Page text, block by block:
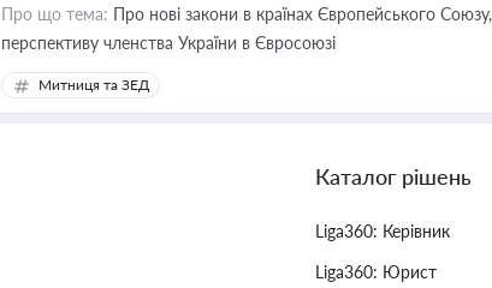
Про що тема: Про нові закони в країнах Європейського Союзу, які впливають на умови торгівлі, трудової міграції, інтеграції та
перспективу членства України в Євросоюзі
Митниця та ЗЕД
Каталог рішень
Liga360: Керівник
Liga360: Юрист